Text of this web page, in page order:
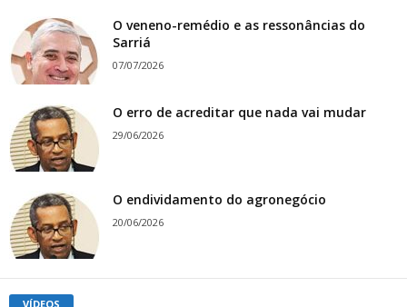
O veneno-remédio e as ressonâncias do
Sarriá
07/07/2026
O erro de acreditar que nada vai mudar
29/06/2026
O endividamento do agronegócio
20/06/2026
VÍDEOS